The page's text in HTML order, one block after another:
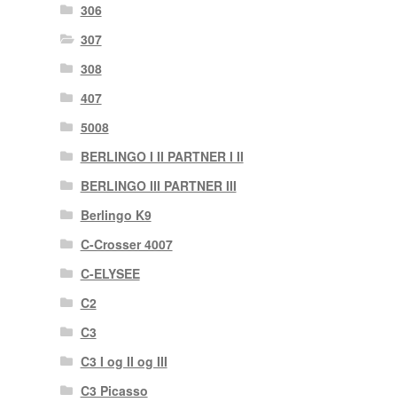
306
307
308
407
5008
BERLINGO I II PARTNER I II
BERLINGO III PARTNER III
Berlingo K9
C-Crosser 4007
C-ELYSEE
C2
C3
C3 I og II og III
C3 Picasso